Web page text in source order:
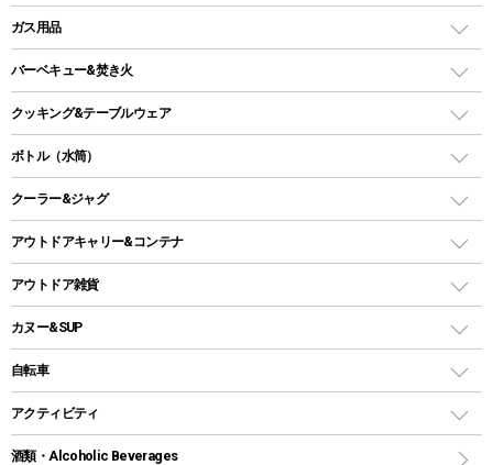
ロッジ型・オリジナルテント
タープ
スクエアタープ（レクタタープ）
メッシュタープ
自立式タープ
パラソル
テントアクセサリー
ペグ
グランドシート
ガイドロープ
ツール
レジャーシート
LEDランタン
ガスランタン
オイルランタン
LEDライト
ヘッドライト
キャンドル
ガス用品
ガスバーナー
ガス缶
ガストーチ、ライター
バーベキュー&焚き火
バーベキューコンロ、グリル
焚き火台タイプ（ロースタイル）グリル
卓上タイプグリル
パーティータイプグリル
鉄板、アミ
焚き火台&ストーブ
火起こし
クッキング&テーブルウェア
ダッチオーブン
ホットサンドメーカー
クッカーセット
シェラカップ
クッキングツール
ナイフ
ボトル（水筒）
ステンレスボトル
コップ付きタイプ
ワンタッチタイプ
プラスチックボトル
ディズニーボトル
クーラー&ジャグ
クーラーボックス
クーラーバッグ
ウォータージャグ
保冷剤
アウトドアキャリー&コンテナ
アウトドアキャリー
アウトドア雑貨
バックパック&バッグ
リュック、バックパック
トートバッグ、サコッシュ
ショッピングキャリー
カヌー&SUP
インフレータブル
カヤック
自転車
折りたたみ自転車
スポーツサイクル
アクティビティ
マリン
酒類・Alcoholic Beverages